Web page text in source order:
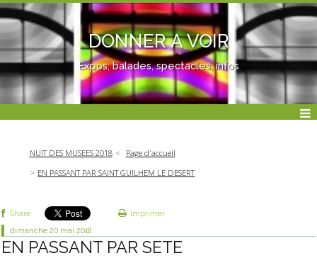
DONNER A VOIR
Expos, balades, spectacles, infos
NUIT DES MUSEES 2018
Page d'accueil
EN PASSANT PAR SAINT GUILHEM LE DESERT
Share Imprimer
dimanche 20 mai 2018
EN PASSANT PAR SETE